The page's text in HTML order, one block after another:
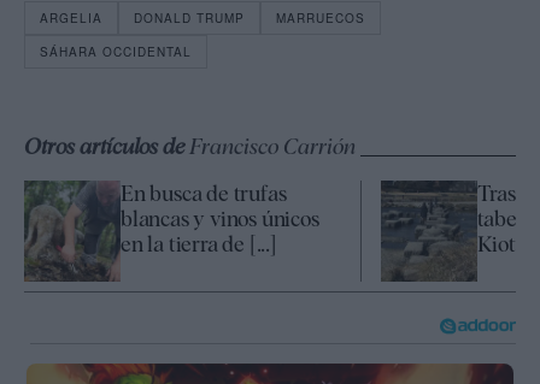
ARGELIA DONALD TRUMP
MARRUECOS
SÁHARA OCCIDENTAL
Otros artículos deFrancisco Carrión
En busca de trufas
blancas y vinos únicos
en la tierra de [...]
Tras
Kioto